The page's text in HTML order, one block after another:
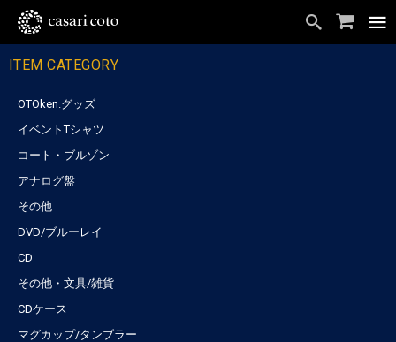
ITEM CATEGORY
OTOken.グッズ
イベントTシャツ
コート・ブルゾン
アナログ盤
その他
DVD/ブルーレイ
CD
その他・文具/雑貨
CDケース
マグカップ/タンブラー